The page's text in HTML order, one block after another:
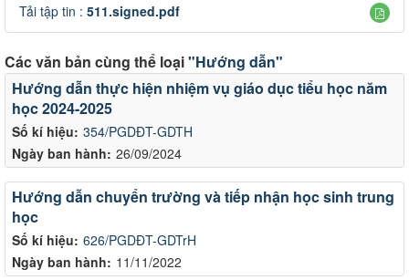
Tải tập tin : 511.signed.pdf
Các văn bản cùng thể loại"Hướng dẫn"
Số kí hiệu: 354/PGDĐT-GDTH
Ngày ban hành: 26/09/2024
Hướng dẫn thực hiện nhiệm vụ giáo dục tiểu học năm
học 2024-2025
Số kí hiệu: 626/PGDĐT-GDTrH
Ngày ban hành: 11/11/2022
Hướng dẫn chuyển trường và tiếp nhận học sinh trung
học